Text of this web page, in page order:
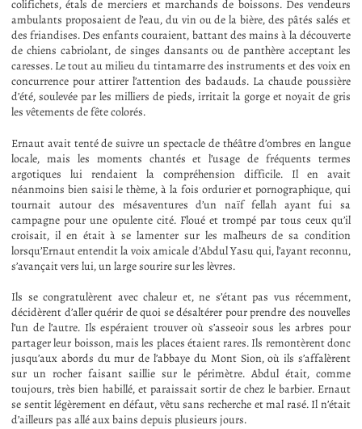
colifichets, étals de merciers et marchands de boissons. Des vendeurs
ambulants proposaient de l’eau, du vin ou de la bière, des pâtés salés et
des friandises. Des enfants couraient, battant des mains à la découverte
de chiens cabriolant, de singes dansants ou de panthère acceptant les
caresses. Le tout au milieu du tintamarre des instruments et des voix en
concurrence pour attirer l’attention des badauds. La chaude poussière
d’été, soulevée par les milliers de pieds, irritait la gorge et noyait de gris
les vêtements de fête colorés.
Ernaut avait tenté de suivre un spectacle de théâtre d’ombres en langue
locale, mais les moments chantés et l’usage de fréquents termes
argotiques lui rendaient la compréhension difficile. Il en avait
néanmoins bien saisi le thème, à la fois ordurier et pornographique, qui
tournait autour des mésaventures d’un naïf fellah ayant fui sa
campagne pour une opulente cité. Floué et trompé par tous ceux qu’il
croisait, il en était à se lamenter sur les malheurs de sa condition
lorsqu’Ernaut entendit la voix amicale d’Abdul Yasu qui, l’ayant reconnu,
s’avançait vers lui, un large sourire sur les lèvres.
Ils se congratulèrent avec chaleur et, ne s’étant pas vus récemment,
décidèrent d’aller quérir de quoi se désaltérer pour prendre des nouvelles
l’un de l’autre. Ils espéraient trouver où s’asseoir sous les arbres pour
partager leur boisson, mais les places étaient rares. Ils remontèrent donc
jusqu’aux abords du mur de l’abbaye du Mont Sion, où ils s’affalèrent
sur un rocher faisant saillie sur le périmètre. Abdul était, comme
toujours, très bien habillé, et paraissait sortir de chez le barbier. Ernaut
se sentit légèrement en défaut, vêtu sans recherche et mal rasé. Il n’était
d’ailleurs pas allé aux bains depuis plusieurs jours.